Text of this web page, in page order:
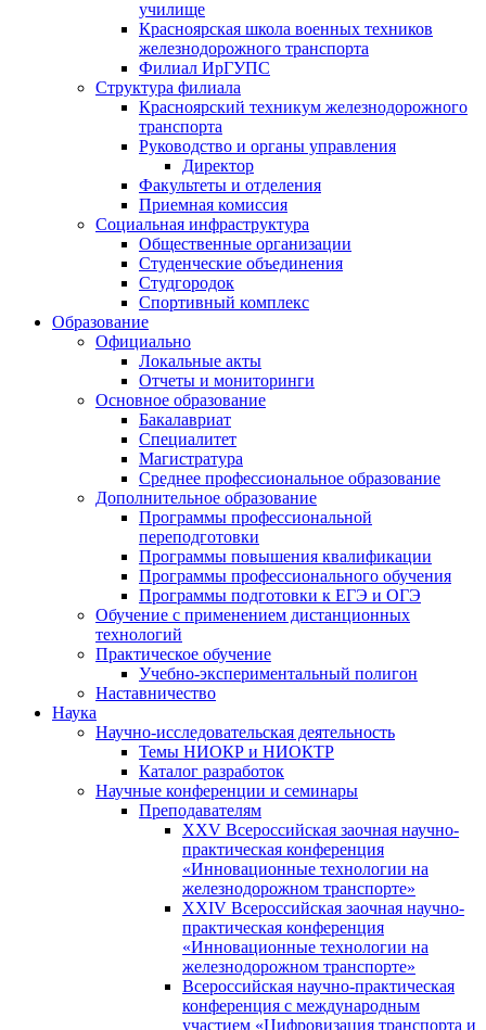
училище
Красноярская школа военных техников
железнодорожного транспорта
Филиал ИрГУПС
Структура филиала
Красноярский техникум железнодорожного
транспорта
Руководство и органы управления
Директор
Факультеты и отделения
Приемная комиссия
Социальная инфраструктура
Общественные организации
Студенческие объединения
Студгородок
Спортивный комплекс
Образование
Официально
Локальные акты
Отчеты и мониторинги
Основное образование
Бакалавриат
Специалитет
Магистратура
Среднее профессиональное образование
Дополнительное образование
Программы профессиональной
переподготовки
Программы повышения квалификации
Программы профессионального обучения
Программы подготовки к ЕГЭ и ОГЭ
Обучение с применением дистанционных
технологий
Практическое обучение
Учебно-экспериментальный полигон
Наставничество
Наука
Научно-исследовательская деятельность
Темы НИОКР и НИОКТР
Каталог разработок
Научные конференции и семинары
Преподавателям
XXV Всероссийская заочная научно-
практическая конференция
«Инновационные технологии на
железнодорожном транспорте»
XXIV Всероссийская заочная научно-
практическая конференция
«Инновационные технологии на
железнодорожном транспорте»
Всероссийская научно-практическая
конференция с международным
участием «Цифровизация транспорта и